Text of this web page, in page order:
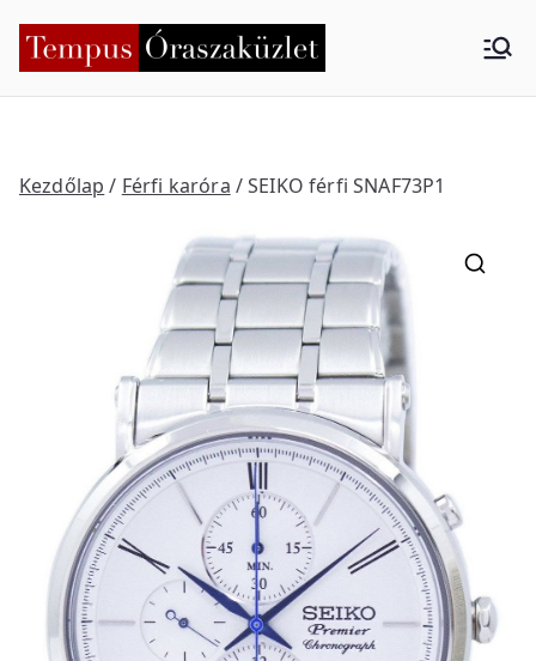
Tempus
küzlet
Kezdőlap / Férfi karóra / SEIKO férfi SNAF73P1